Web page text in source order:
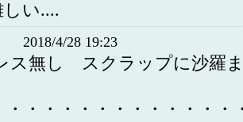
い....
2018/4/28 19:23
ス無し スクラップに沙羅
・・・・・・・・・・・・・